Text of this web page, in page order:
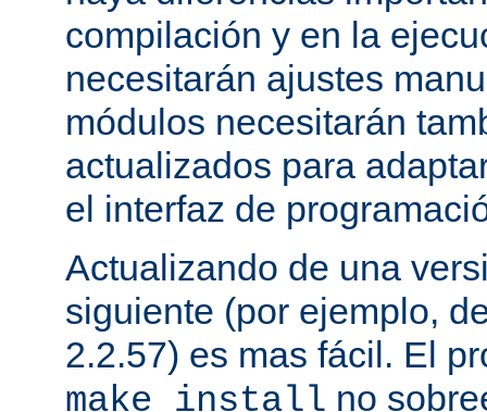
compilación y en la
necesitarán ajustes
módulos necesitarán
actualizados para
el interfaz de
Actualizando de una
siguiente (por ejemplo,
2.2.57) es mas fácil. El
make install no